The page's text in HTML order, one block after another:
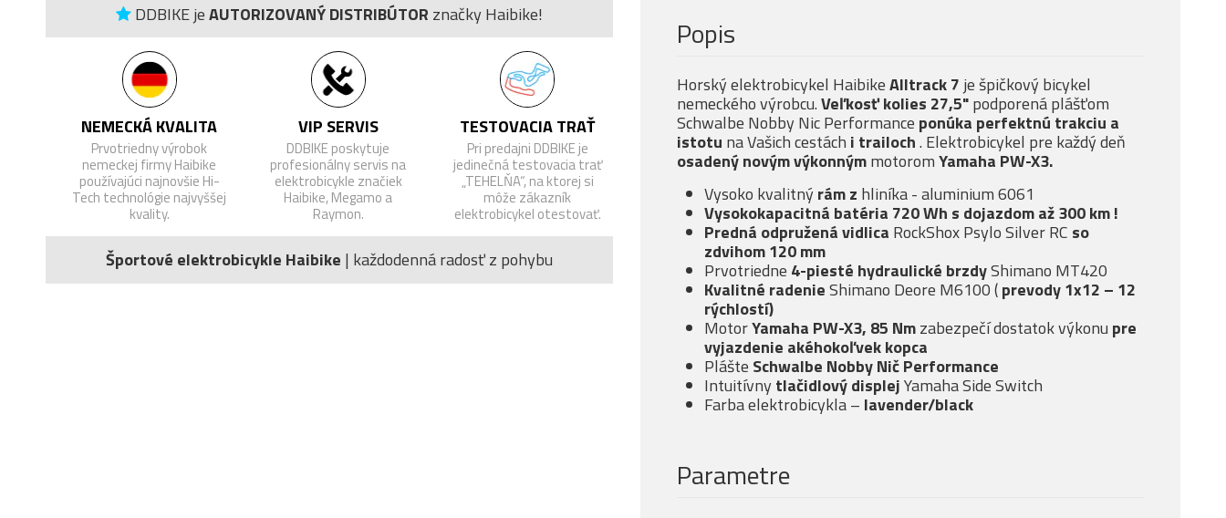
DDBIKE jeAUTORIZOVANÝ DISTRIBÚTOR značky Haibike!
NEMECKÁ KVALITA
Prvotriedny výrobok
nemeckej firmy Haibike
používajúci najnovšie Hi-
Tech technológie najvyššej
kvality.
VIP SERVIS
DDBIKE poskytuje
profesionálny servis na
elektrobicykle značiek
Haibike, Megamo a
Raymon.
TESTOVACIA TRAŤ
Pri predajni DDBIKE je
jedinečná testovacia trať
„TEHELŇA“, na ktorej si
môže zákazník
elektrobicykel otestovať.
Športové elektrobicykle Haibike | každodenná radosť z pohybu
Popis
Horský elektrobicykel HaibikeAlltrack 7 je špičkový bicykel
nemeckého výrobcu.Veľkosť kolies 27,5"podporená plášťom
Schwalbe Nobby Nic Performance ponúka perfektnú trakciu a
istotu na Vašich cestách i trailoch. Elektrobicykel pre každý deň
osadený novýmvýkonnýmmotoromYamaha PW-X3.
Vysoko kvalitný rám z hliníka - aluminium 6061
Vysokokapacitná batéria 720 Wh s dojazdom až 300 km!
Predná odpružená vidlica RockShox Psylo Silver RC so
zdvihom 120 mm
Prvotriedne 4-piesté hydraulické brzdyShimano MT420
Kvalitné radenieShimano Deore M6100 (prevody 1x12 – 12
rýchlostí)
MotorYamaha PW-X3, 85 Nmzabezpečí dostatok výkonu pre
vyjazdenie akéhokoľvek kopca
Plášte Schwalbe Nobby Nič Performance
Intuitívny tlačidlový displejYamaha Side Switch
Farba elektrobicykla – lavender/black
Parametre